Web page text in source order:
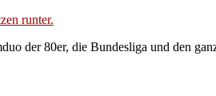
runter.
der 80er, die Bundesliga und den